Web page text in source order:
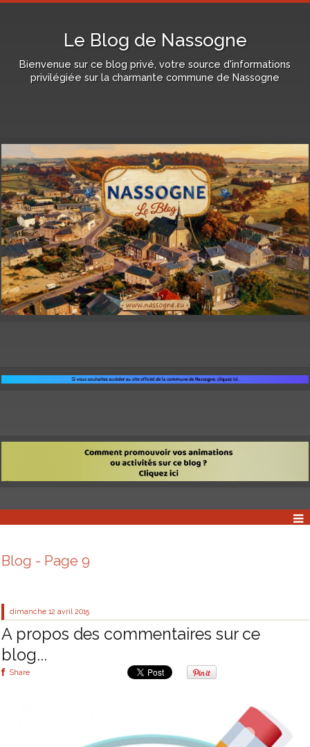
Le Blog de Nassogne
Bienvenue sur ce blog privé, votre source d'informations
privilégiée sur la charmante commune de Nassogne
Blog - Page 9
dimanche 12 avril 2015
A propos des commentaires sur ce
blog...
Share